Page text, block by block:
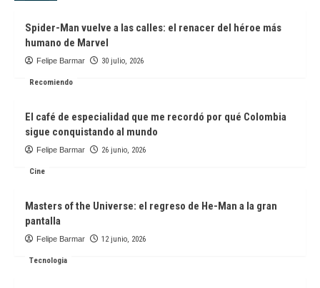
Spider-Man vuelve a las calles: el renacer del héroe más
humano de Marvel
Felipe Barmar 30 julio, 2026
Recomiendo
El café de especialidad que me recordó por qué Colombia
sigue conquistando al mundo
Felipe Barmar 26 junio, 2026
Cine
Masters of the Universe: el regreso de He-Man a la gran
pantalla
Felipe Barmar 12 junio, 2026
Tecnologia